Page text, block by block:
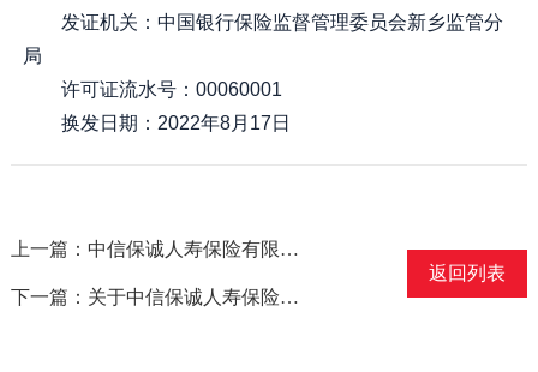
发证机关：中国银行保险监督管理委员会新乡监管分
局
许可证流水号：00060001
换发日期：2022年8月17日
上一篇：中信保诚人寿保险有限公司开封中心支公司通许营销服务部保险许可证换发公告
下一篇：关于中信保诚人寿保险有限公司聊城中心支公司地址变更的公告
返回列表